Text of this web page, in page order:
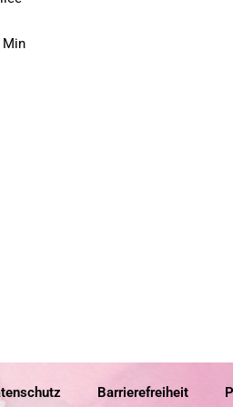
Min
Barrierefreiheit